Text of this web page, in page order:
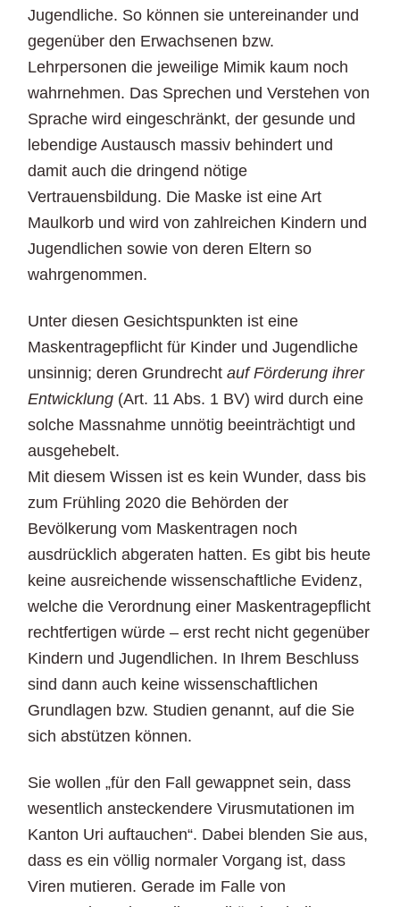
Jugendliche. So können sie untereinander und
gegenüber den Erwachsenen bzw.
Lehrpersonen die jeweilige Mimik kaum noch
wahrnehmen. Das Sprechen und Verstehen von
Sprache wird eingeschränkt, der gesunde und
lebendige Austausch massiv behindert und
damit auch die dringend nötige
Vertrauensbildung. Die Maske ist eine Art
Maulkorb und wird von zahlreichen Kindern und
Jugendlichen sowie von deren Eltern so
wahrgenommen.
Unter diesen Gesichtspunkten ist eine
Maskentragepflicht für Kinder und Jugendliche
unsinnig; deren Grundrechtauf Förderung ihrer
Entwicklung (Art. 11 Abs. 1 BV) wird durch eine
solche Massnahme unnötig beeinträchtigt und
ausgehebelt.
Mit diesem Wissen ist es kein Wunder, dass bis
zum Frühling 2020 die Behörden der
Bevölkerung vom Maskentragen noch
ausdrücklich abgeraten hatten. Es gibt bis heute
keine ausreichende wissenschaftliche Evidenz,
welche die Verordnung einer Maskentragepflicht
rechtfertigen würde – erst recht nicht gegenüber
Kindern und Jugendlichen. In Ihrem Beschluss
sind dann auch keine wissenschaftlichen
Grundlagen bzw. Studien genannt, auf die Sie
sich abstützen können.
Sie wollen „für den Fall gewappnet sein, dass
wesentlich ansteckendere Virusmutationen im
Kanton Uri auftauchen“. Dabei blenden Sie aus,
dass es ein völlig normaler Vorgang ist, dass
Viren mutieren. Gerade im Falle von